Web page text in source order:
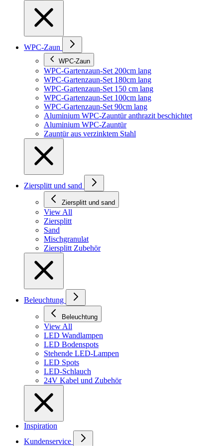
WPC-Zaun
WPC-Zaun
WPC-Gartenzaun-Set 200cm lang
WPC-Gartenzaun-Set 180cm lang
WPC-Gartenzaun-Set 150 cm lang
WPC-Gartenzaun-Set 100cm lang
WPC-Gartenzaun-Set 90cm lang
Aluminium WPC-Zauntür anthrazit beschichtet
Aluminium WPC-Zauntür
Zauntür aus verzinktem Stahl
Ziersplitt und sand
Ziersplitt und sand
View All
Ziersplitt
Sand
Mischgranulat
Ziersplitt Zubehör
Beleuchtung
Beleuchtung
View All
LED Wandlampen
LED Bodenspots
Stehende LED-Lampen
LED Spots
LED-Schlauch
24V Kabel und Zubehör
Inspiration
Kundenservice